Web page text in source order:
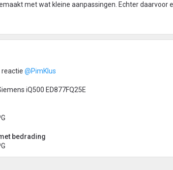
met wat kleine aanpassingen. Echter daarvoor
reactie @PimKlus
iQ500 ED877FQ25E
bedrading